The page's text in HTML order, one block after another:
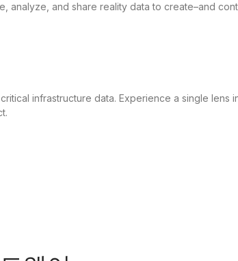
and share reality data to create–and
infrastructure data. Experience a single lens